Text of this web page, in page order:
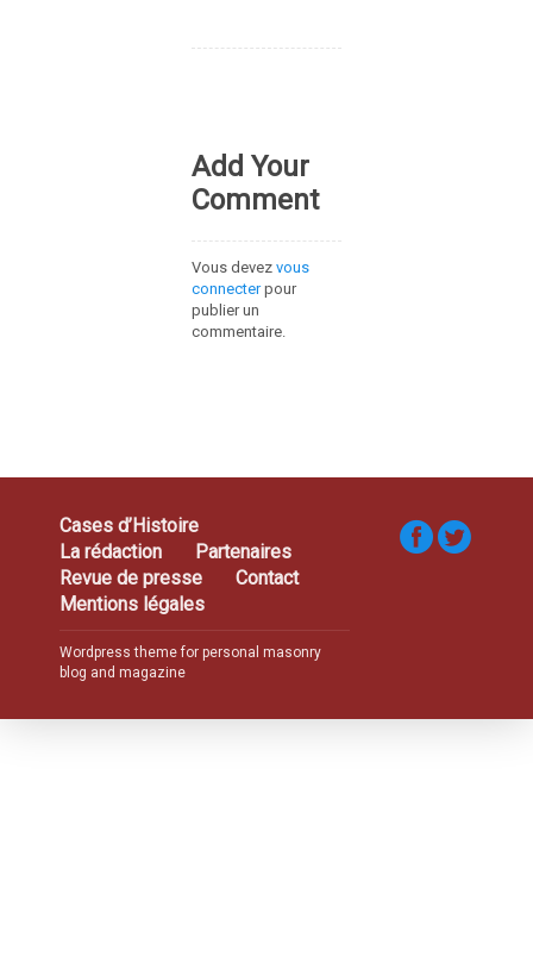
Add Your
Comment
Vous devez vous
connecterpour
publier un
commentaire.
Cases d’Histoire
La rédaction
Partenaires
Revue de presse
Contact
Mentions légales
Wordpress theme for personal masonry
blog and magazine